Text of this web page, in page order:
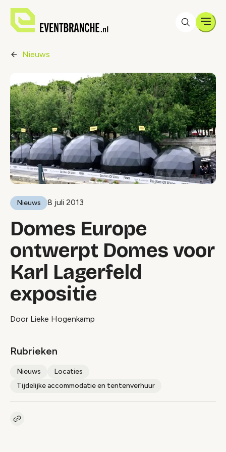
Nieuws
Nieuws 8 juli 2013
Domes Europe
ontwerpt Domes voor
Karl Lagerfeld
expositie
Door Lieke Hogenkamp
Rubrieken
Nieuws
Locaties
Tijdelijke accommodatie en tentenverhuur
Kopieer link naar artikel